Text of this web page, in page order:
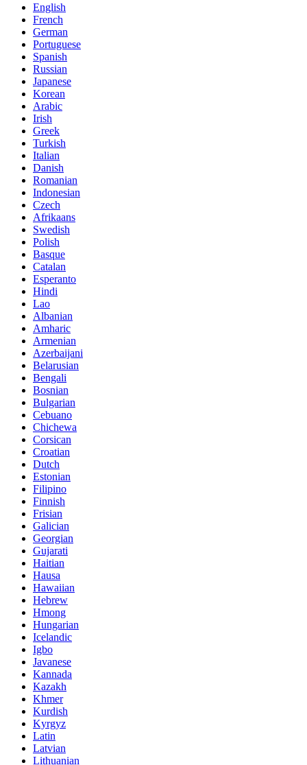
English
French
German
Portuguese
Spanish
Russian
Japanese
Korean
Arabic
Irish
Greek
Turkish
Italian
Danish
Romanian
Indonesian
Czech
Afrikaans
Swedish
Polish
Basque
Catalan
Esperanto
Hindi
Lao
Albanian
Amharic
Armenian
Azerbaijani
Belarusian
Bengali
Bosnian
Bulgarian
Cebuano
Chichewa
Corsican
Croatian
Dutch
Estonian
Filipino
Finnish
Frisian
Galician
Georgian
Gujarati
Haitian
Hausa
Hawaiian
Hebrew
Hmong
Hungarian
Icelandic
Igbo
Javanese
Kannada
Kazakh
Khmer
Kurdish
Kyrgyz
Latin
Latvian
Lithuanian